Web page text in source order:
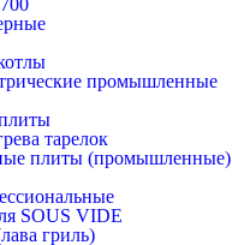
промышленные
тарелок
плиты (промышленные)
SOUS VIDE
гриль)